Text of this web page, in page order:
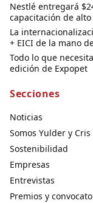
Nestlé entregará
capacitación de
La
+ EICI de la mano
Todo lo que
edición de Expopet
Secciones
Noticias
Somos Yulder y Cris
Sostenibilidad
Empresas
Entrevistas
Premios y